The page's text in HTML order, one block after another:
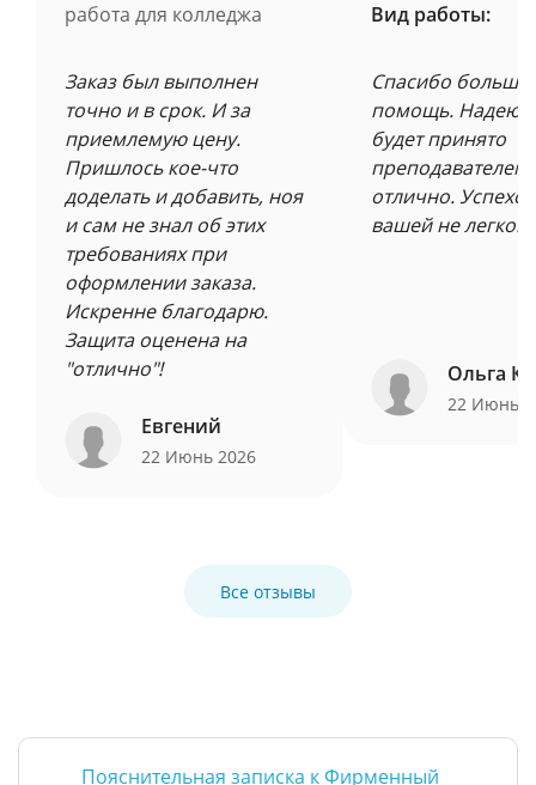
работа для колледжа
Заказ был выполнен
точно и в срок. И за
приемлемую цену.
Пришлось кое-что
доделать и добавить, ноя
и сам не знал об этих
требованиях при
оформлении заказа.
Искренне благодарю.
Защита оценена на
"отлично"!
Евгений
22 Июнь 2026
Вид работы:
Спасибо
помощь.
будет принято
преподавателем
отлично.
вашей не легкой
Ольга
22 Июнь
Все отзывы
Пояснительная записка к Фирменный